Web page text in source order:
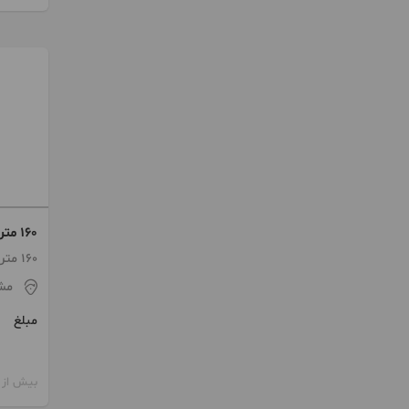
تحویل
160 متر / 3 اتاق / طبقه 1
مبلغ
بیش از 12 ماه پیش